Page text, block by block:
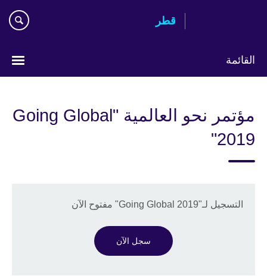
قطر
القائمة
مؤتمر نحو العالمية "Going Global
2019"
التسجيل لـ"Going Global 2019" مفتوح الآن
سجل الآن